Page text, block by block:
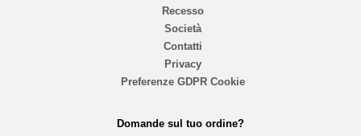
Recesso
Società
Contatti
Privacy
Preferenze GDPR Cookie
Domande sul tuo ordine?